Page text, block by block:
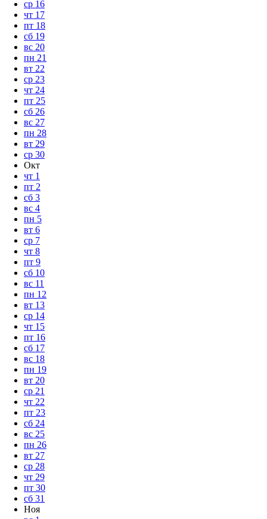
ср 16
чт 17
пт 18
сб 19
вс 20
пн 21
вт 22
ср 23
чт 24
пт 25
сб 26
вс 27
пн 28
вт 29
ср 30
Окт
чт 1
пт 2
сб 3
вс 4
пн 5
вт 6
ср 7
чт 8
пт 9
сб 10
вс 11
пн 12
вт 13
ср 14
чт 15
пт 16
сб 17
вс 18
пн 19
вт 20
ср 21
чт 22
пт 23
сб 24
вс 25
пн 26
вт 27
ср 28
чт 29
пт 30
сб 31
Ноя